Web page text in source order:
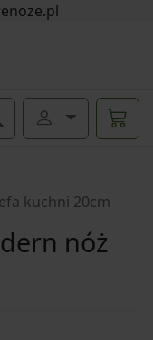
kuchni 20cm
nóż